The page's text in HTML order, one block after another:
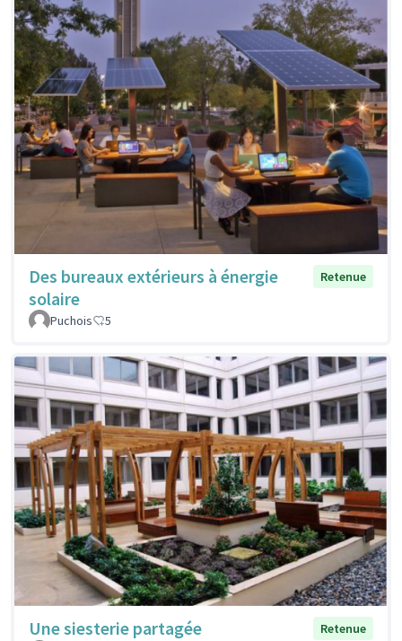
Des bureaux extérieurs à énergie
solaire
Retenue
Puchois 5
Une siesterie partagée
Retenue